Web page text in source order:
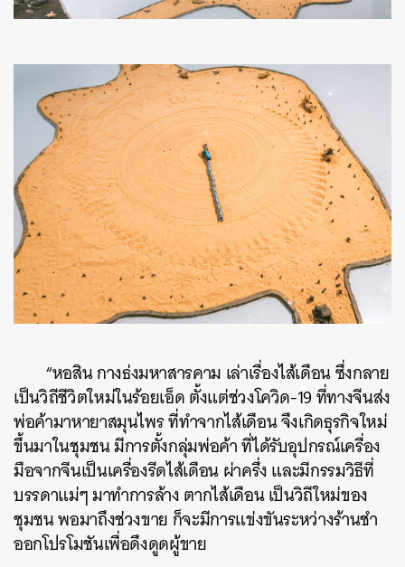
“หอสิน กางธ่งมหาสารคาม เล่าเรื่องไส้เดือน ซึ่งกลาย
เป็นวิถีชีวิตใหม่ในร้อยเอ็ด ตั้งแต่ช่วงโควิด-19 ที่ทางจีนส่ง
พ่อค้ามาหายาสมุนไพร ที่ทำจากไส้เดือน จึงเกิดธุรกิจใหม่
ขึ้นมาในชุมชน มีการตั้งกลุ่มพ่อค้า ที่ได้รับอุปกรณ์เครื่อง
มือจากจีนเป็นเครื่องรีดไส้เดือน ผ่าครึ่ง และมีกรรมวิธีที่
บรรดาแม่ๆ มาทำการล้าง ตากไส้เดือน เป็นวิถีใหม่ของ
ชุมชน พอมาถึงช่วงขาย ก็จะมีการแข่งขันระหว่างร้านชำ
ออกโปรโมชันเพื่อดึงดูดผู้ขาย